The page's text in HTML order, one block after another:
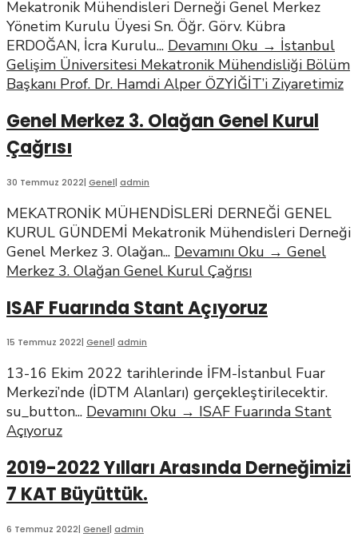
Mekatronik Mühendisleri Derneği Genel Merkez
Yönetim Kurulu Üyesi Sn. Öğr. Görv. Kübra
ERDOĞAN, İcra Kurulu... Devamını Oku → İstanbul
Gelişim Üniversitesi Mekatronik Mühendisliği Bölüm
Başkanı Prof. Dr. Hamdi Alper ÖZYİĞİT’i Ziyaretimiz
Genel Merkez 3. Olağan Genel Kurul
Çağrısı
30 Temmuz 2022| Genel| admin
MEKATRONİK MÜHENDİSLERİ DERNEĞİ GENEL
KURUL GÜNDEMİ Mekatronik Mühendisleri Derneği
Genel Merkez 3. Olağan... Devamını Oku → Genel
Merkez 3. Olağan Genel Kurul Çağrısı
ISAF Fuarında Stant Açıyoruz
15 Temmuz 2022| Genel| admin
13-16 Ekim 2022 tarihlerinde İFM-İstanbul Fuar
Merkezi’nde (İDTM Alanları) gerçekleştirilecektir.
su_button... Devamını Oku → ISAF Fuarında Stant
Açıyoruz
2019-2022 Yılları Arasında Derneğimizi
7 KAT Büyüttük.
6 Temmuz 2022| Genel| admin